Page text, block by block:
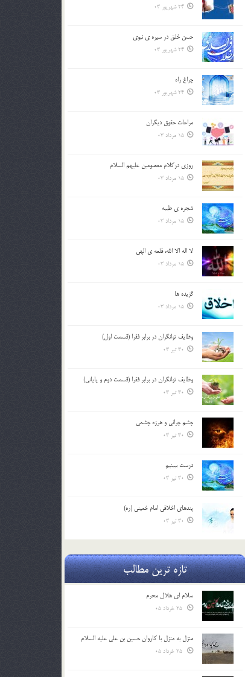
24 شهریور 03
حسن خلق در سيره ي نبوي
24 شهریور 03
چراغ راه
24 شهریور 03
مراعات حقوق ديگران
15 مرداد 03
روزي دركلام معصومين عليهم السلام
15 مرداد 03
شجره ي طيبه
15 مرداد 03
لا اله الا الله، قلعه ي الهي
15 مرداد 03
گزيده ها
15 مرداد 03
وظایف توانگران در برابر فقرا (قسمت اول)
30 تیر 03
وظایف توانگران در برابر فقرا (قسمت دوم و پایانی)
30 تیر 03
چشم ‏چرانى و هرزه‏ چشمى
30 تیر 03
درست ببينيم
30 تیر 03
پندهاي اخلاقي امام خميني (ره)
30 تیر 03
تازه ترین مطالب
سلام ای هلال محرم
منزل به منزل با کاروان حسین بن علی علیه السلام